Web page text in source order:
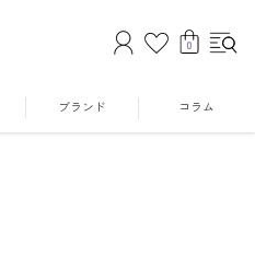
0
ブランド コラム